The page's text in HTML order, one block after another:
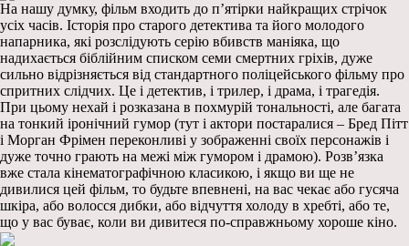
На нашу думку, фільм входить до п’ятірки найкращих стрічок
усіх часів. Історія про старого детектива та його молодого
напарника, які розслідують серію вбивств маніяка, що
надихається біблійним списком семи смертних гріхів, дуже
сильно відрізняється від стандартного поліцейського фільму про
спритних слідчих. Це і детектив, і трилер, і драма, і трагедія.
При цьому нехай і розказана в похмурій тональності, але багата
на тонкий іронічний гумор (тут і актори постаралися – Бред Пітт
і Морган Фрімен переконливі у зображенні своїх персонажів і
дуже точно грають на межі між гумором і драмою). Розв’язка
вже стала кінематографічною класикою, і якщо ви ще не
дивилися цей фільм, то будьте впевнені, на вас чекає або гусяча
шкіра, або волосся дибки, або відчуття холоду в хребті, або те,
що у вас буває, коли ви дивитеся по-справжньому хороше кіно.